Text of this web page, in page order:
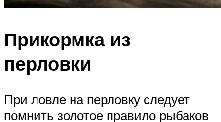
Прикормка из
перловки
При ловле на перловку следует
помнить золотое правило рыбаков